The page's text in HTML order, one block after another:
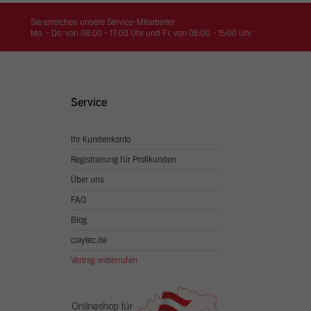
Sie erreichen unsere Service-Mitarbeiter
Mo. - Do. von 08:00 - 17:00 Uhr und Fr. von 08:00 - 15:00 Uhr
Service
Ihr Kundenkonto
Registrierung für Profikunden
Über uns
FAQ
Blog
claytec.de
Vertrag widerrufen
Sie